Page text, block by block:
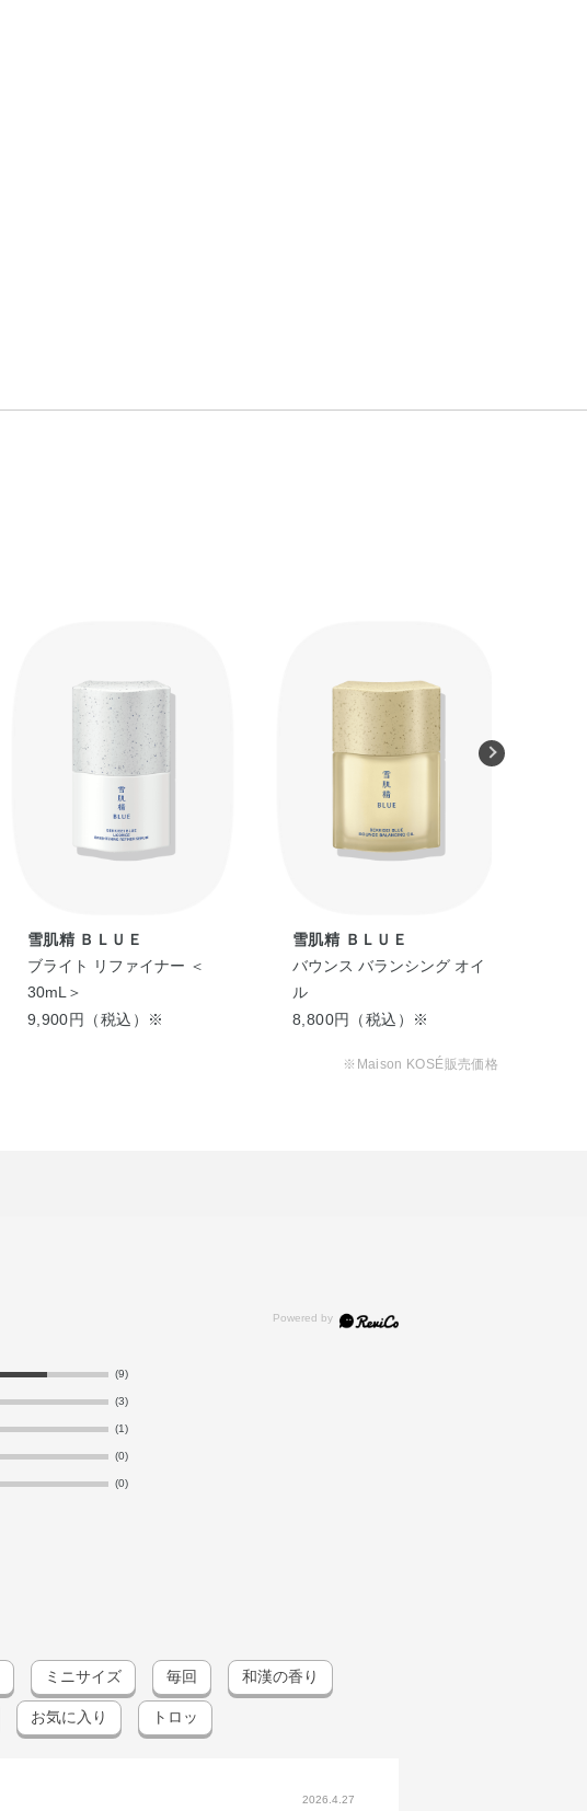
雪肌精 ＢＬＵＥ
ブライト リファイナー ＜
30mL＞
9,900円（税込）※
雪肌精 ＢＬＵＥ
バウンス バランシング オイ
ル
8,800円（税込）※
※Maison KOSÉ販売価格
(9)
(3)
(1)
(0)
(0)
ミニサイズ 毎回 和漢の香り
お気に入り トロッ
2026.4.27